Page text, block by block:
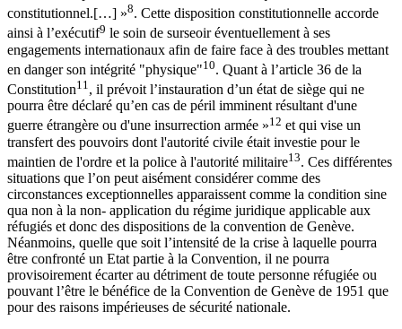
constitutionnel.[…] »8. Cette disposition constitutionnelle accorde
ainsi à l’exécutif9 le soin de surseoir éventuellement à ses
engagements internationaux afin de faire face à des troubles mettant
en danger son intégrité "physique"10. Quant à l’article 36 de la
Constitution11, il prévoit l’instauration d’un état de siège qui ne
pourra être déclaré qu’en cas de péril imminent résultant d'une
guerre étrangère ou d'une insurrection armée »12 et qui vise un
transfert des pouvoirs dont l'autorité civile était investie pour le
maintien de l'ordre et la police à l'autorité militaire13. Ces différentes
situations que l’on peut aisément considérer comme des
circonstances exceptionnelles apparaissent comme la condition sine
qua non à la non- application du régime juridique applicable aux
réfugiés et donc des dispositions de la convention de Genève.
Néanmoins, quelle que soit l’intensité de la crise à laquelle pourra
être confronté un Etat partie à la Convention, il ne pourra
provisoirement écarter au détriment de toute personne réfugiée ou
pouvant l’être le bénéfice de la Convention de Genève de 1951 que
pour des raisons impérieuses de sécurité nationale.